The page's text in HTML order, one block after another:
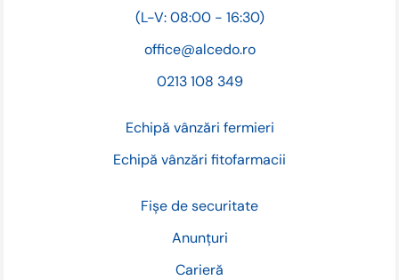
Fișe de securitate
Anunțuri
Carieră
(L-V: 08:00 - 16:30)
office@alcedo.ro
0213 108 349
Echipă vânzări fermieri
Echipă vânzări fitofarmacii